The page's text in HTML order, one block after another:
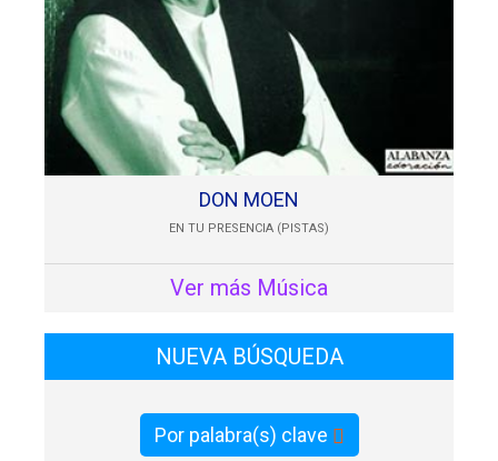
DON MOEN
EN TU PRESENCIA (PISTAS)
Ver más Música
NUEVA BÚSQUEDA
Por palabra(s) clave